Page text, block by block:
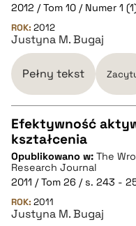
2012 / Tom 10 / Numer 1
ROK: 2012
Justyna M. Bugaj
Pełny tekst
CZYSTY TEKST
pobierz cytat
Efektywność
kształcenia
Opublikowano w: The
Research Journal
2011 / Tom 26 / s. 243 -
ROK: 2011
Justyna M. Bugaj